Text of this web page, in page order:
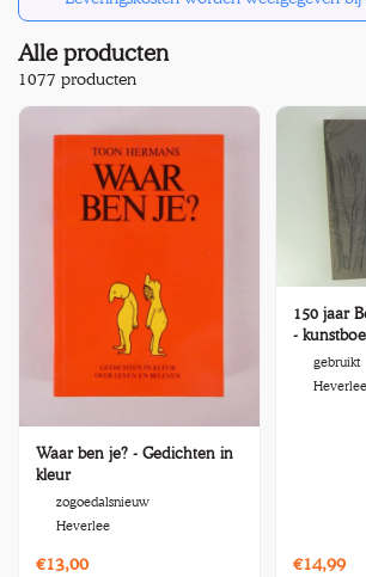
Alle producten
1077 producten
Waar ben je? - Gedichten in
kleur
zogoedalsnieuw
Heverlee
€13,00
150 jaar
-
gebruikt
Heverlee
€14,99